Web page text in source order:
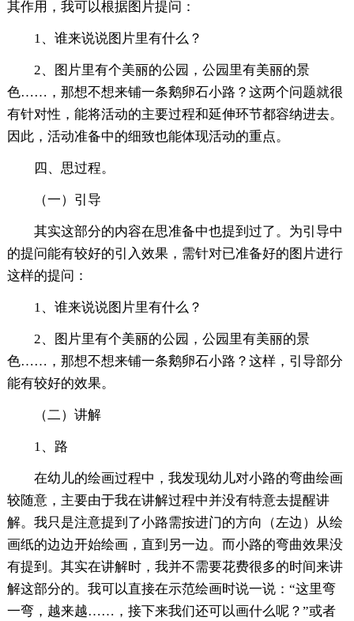
其作用，我可以根据图片提问：
1、谁来说说图片里有什么？
2、图片里有个美丽的公园，公园里有美丽的景
色……，那想不想来铺一条鹅卵石小路？这两个问题就很
有针对性，能将活动的主要过程和延伸环节都容纳进去。
因此，活动准备中的细致也能体现活动的重点。
四、思过程。
（一）引导
其实这部分的内容在思准备中也提到过了。为引导中
的提问能有较好的引入效果，需针对已准备好的图片进行
这样的提问：
1、谁来说说图片里有什么？
2、图片里有个美丽的公园，公园里有美丽的景
色……，那想不想来铺一条鹅卵石小路？这样，引导部分
能有较好的效果。
（二）讲解
1、路
在幼儿的绘画过程中，我发现幼儿对小路的弯曲绘画
较随意，主要由于我在讲解过程中并没有特意去提醒讲
解。我只是注意提到了小路需按进门的方向（左边）从绘
画纸的边边开始绘画，直到另一边。而小路的弯曲效果没
有提到。其实在讲解时，我并不需要花费很多的时间来讲
解这部分的。我可以直接在示范绘画时说一说：“这里弯
一弯，越来越……，接下来我们还可以画什么呢？”或者